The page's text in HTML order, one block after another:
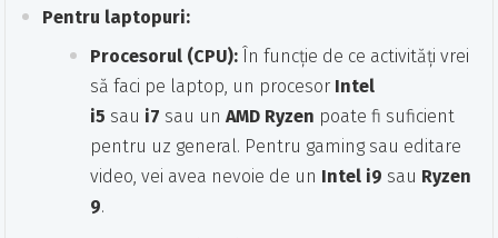
Pentru laptopuri:
Procesorul (CPU): În funcție de ce activități vrei
să faci pe laptop, un procesor Intel
i5 sau i7 sau unAMD Ryzen poate fi suficient
pentru uz general. Pentru gaming sau editare
video, vei avea nevoie de un Intel i9 sau Ryzen
9.